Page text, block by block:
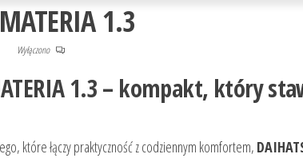
1.3
Wyłączono
1.3 – kompakt, który
które łączy praktyczność z codziennym komfortem,